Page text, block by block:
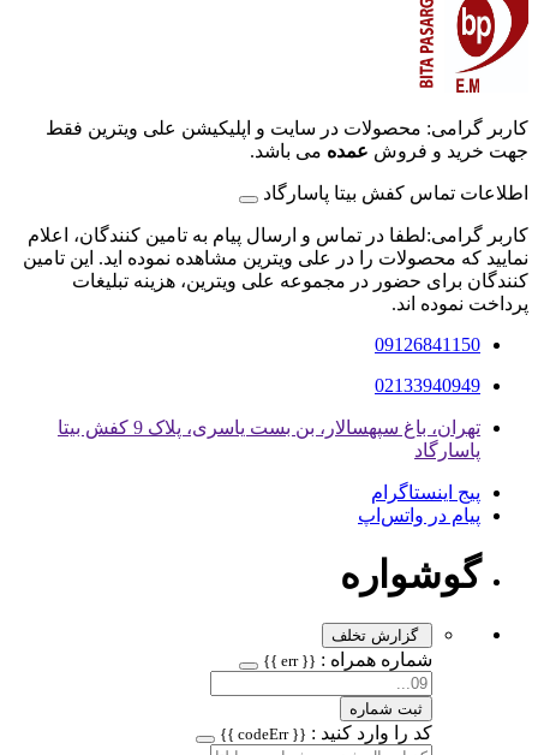
کاربر گرامی: محصولات در سایت و اپلیکیشن علی ویترین فقط
جهت خرید و فروش عمده می باشد.
اطلاعات تماس کفش بیتا پاسارگاد
کاربر گرامی:لطفا در تماس و ارسال پیام به تامین کنندگان، اعلام
نمایید که محصولات را در علی ویترین مشاهده نموده اید. این تامین
کنندگان برای حضور در مجموعه علی ویترین، هزینه تبلیغات
پرداخت نموده اند.
09126841150
02133940949
تهران، باغ سپهسالار، بن بست یاسری، پلاک 9 کفش بیتا
پاسارگاد
پیج اینستاگرام
پیام در واتس‌اپ
گوشواره
گزارش تخلف
شماره همراه : {{ err }}
ثبت شماره
کد را وارد کنید : {{ codeErr }}